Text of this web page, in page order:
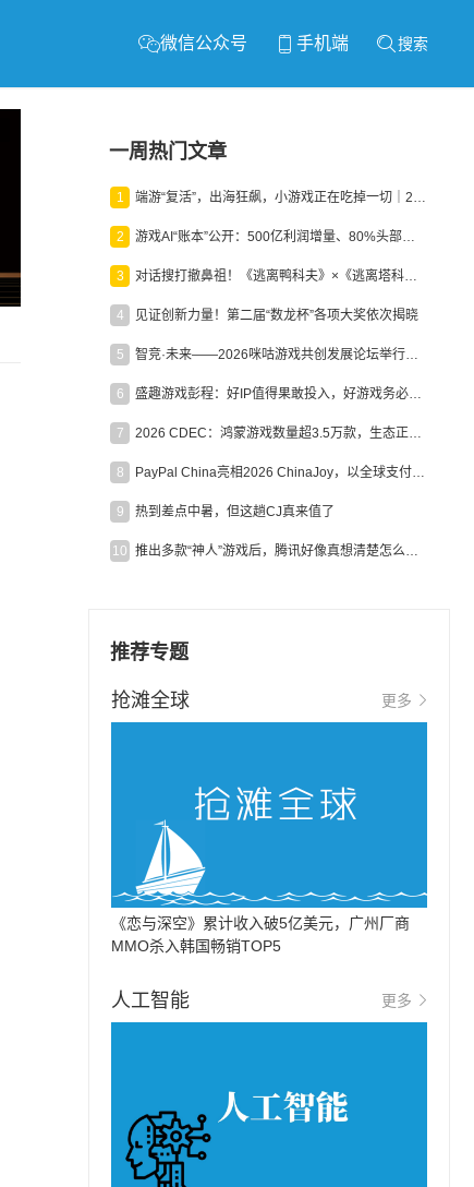
微信公众号 手机端 搜索
一周热门文章
1 端游“复活”，出海狂飙，小游戏正在吃掉一切｜2026上半年产业报告
2 游戏AI“账本”公开：500亿利润增量、80%头部入局，谁在闷声发财？
3 对话搜打撤鼻祖！《逃离鸭科夫》×《逃离塔科夫》官方线下沙龙落幕
4 见证创新力量！第二届“数龙杯”各项大奖依次揭晓
5 智竞·未来——2026咪咕游戏共创发展论坛举行：聚力精品内容、AI创作与电竞生态，共建高品质益智健康游戏社区
6 盛趣游戏彭程：好IP值得果敢投入，好游戏务必长效经营
7 2026 CDEC：鸿蒙游戏数量超3.5万款，生态正循环加速产业高质量发展
8 PayPal China亮相2026 ChinaJoy，以全球支付能力助力中国游戏企业深化全球运营
9 热到差点中暑，但这趟CJ真来值了
10 推出多款“神人”游戏后，腾讯好像真想清楚怎么做二次元了
推荐专题
抢滩全球 更多
《恋与深空》累计收入破5亿美元，广州厂商
MMO杀入韩国畅销TOP5
人工智能 更多